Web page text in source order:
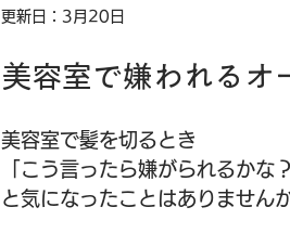
更新日： 3月20日
美容室で嫌われるオ
美容室で髪を切るとき
「こう言ったら嫌がられるかな？
と気になったことはありません